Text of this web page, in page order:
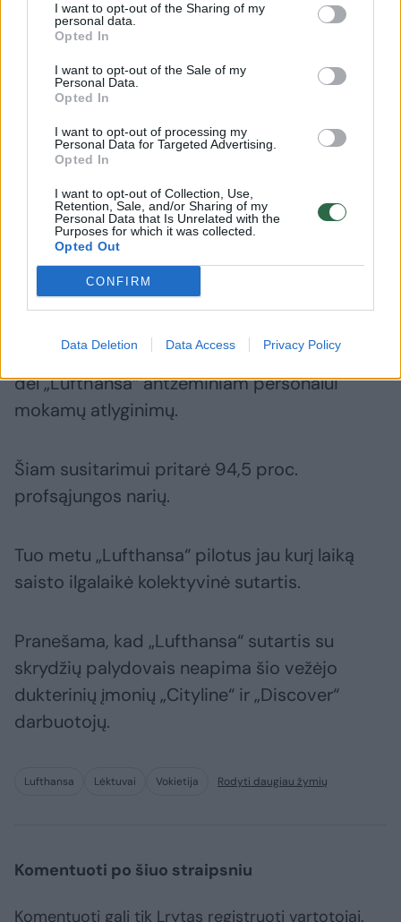
I want to opt-out of the Sharing of my
personal data.
Opted In
I want to opt-out of the Sale of my
Personal Data.
Opted In
I want to opt-out of processing my
Personal Data for Targeted Advertising.
Opted In
I want to opt-out of Collection, Use,
Retention, Sale, and/or Sharing of my
Personal Data that Is Unrelated with the
Purposes for which it was collected.
Opted Out
CONFIRM
Data Deletion Data Access Privacy Policy
užmokestį 15 proc., tačiau pagal trumpesnį –
tik 18 mėnesių trukmės susitarimą.
Dabar numatoma, kad šių metų gegužės 1 d.
algos bus padidintos 8 proc., 2025 m. kovo 1
d. – 5 proc., o 2026 m. kovo 1 d. – dar 3 proc.
Per paskutinį UFO streiką, kuris buvo
surengtas kovo 12 d., „Lufthansa“ skrydžiai
sustojo.
„Verdi“ per arbitražo procesą išsprendė ginčą
dėl „Lufthansa“ antžeminiam personalui
mokamų atlyginimų.
Šiam susitarimui pritarė 94,5 proc.
profsąjungos narių.
Tuo metu „Lufthansa“ pilotus jau kurį laiką
saisto ilgalaikė kolektyvinė sutartis.
Pranešama, kad „Lufthansa“ sutartis su
skrydžių palydovais neapima šio vežėjo
dukterinių įmonių „Cityline“ ir „Discover“
darbuotojų.
Lufthansa Lėktuvai Vokietija Rodyti daugiau žymių
Komentuoti po šiuo straipsniu
Komentuoti gali tik Lrytas registruoti vartotojai.